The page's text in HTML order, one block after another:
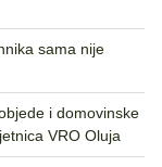
sama nije
i domovinske
VRO Oluja